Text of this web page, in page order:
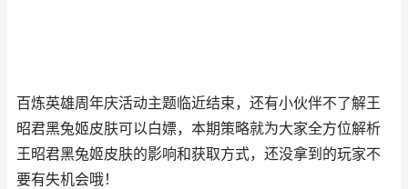
百炼英雄周年庆活动主题临近结束，还有小伙伴不了解王
昭君黑兔姬皮肤可以白嫖，本期策略就为大家全方位解析
王昭君黑兔姬皮肤的影响和获取方式，还没拿到的玩家不
要有失机会哦！